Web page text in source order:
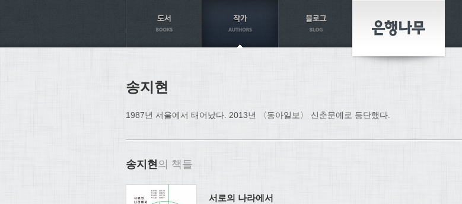
송지현
1987년 서울에서 태어났다. 2013년 〈동아일보〉 신춘문예로 등단했다.
송지현의 책들
서로의 나라에서